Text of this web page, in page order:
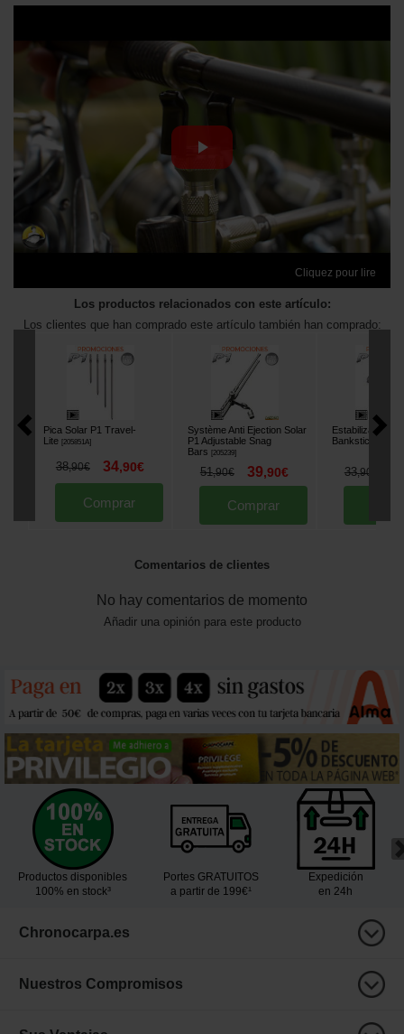
Cliquez pour lire
Los productos relacionados con este artículo:
Los clientes que han comprado este artículo también han comprado:
Pica Solar P1 Travel-
Lite [205851A]
38,90€ 34,90€
Comprar
Système Anti Ejection Solar
P1 Adjustable Snag
Bars
[205239]
51,90€ 39,90€
Comprar
Estabilizador
Bankstick
33,90
Comentarios de clientes
No hay comentarios de momento
Añadir una opinión para este producto
Productos disponibles
100% en stock³
Portes GRATUITOS
a partir de 199€¹
Expedición
en 24h
Chronocarpa.es
Nuestros Compromisos